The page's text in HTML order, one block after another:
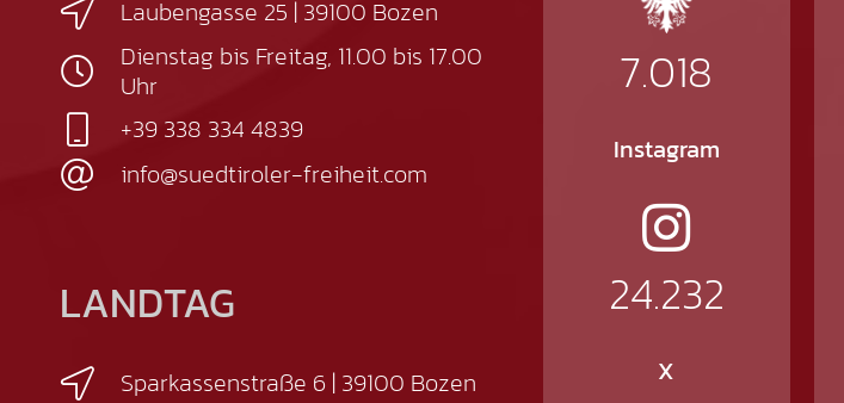
Laubengasse 25 | 39100 Bozen
Dienstag bis Freitag, 11.00 bis 17.00
Uhr
+39 338 334 4839
info@suedtiroler-freiheit.com
LANDTAG
Sparkassenstraße 6 | 39100 Bozen
7.018
Instagram
24.232
X